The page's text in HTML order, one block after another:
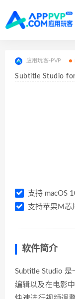
应用玩客-PVP
Subtitle Studio
支持 macOS
支持苹果M芯
软件简介
Subtitle Studio 是
编辑以及在电影